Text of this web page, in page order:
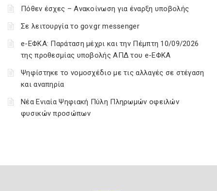
Πόθεν έσχες – Ανακοίνωση για έναρξη υποβολής
Σε λειτουργία το gov.gr messenger
e-ΕΦΚΑ: Παράταση μέχρι και την Πέμπτη 10/09/2026
της προθεσμίας υποβολής ΑΠΔ του e-ΕΦΚΑ
Ψηφίστηκε το νομοσχέδιο με τις αλλαγές σε στέγαση
και αναπηρία
Νέα Ενιαία Ψηφιακή Πύλη Πληρωμών οφειλών
φυσικών προσώπων